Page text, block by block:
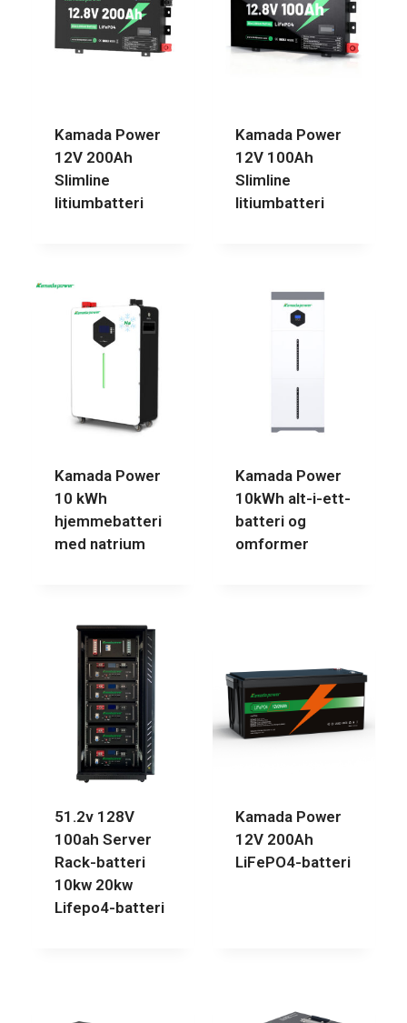
Kamada Power
12V 200Ah
Slimline
litiumbatteri
Kamada Power
12V 100Ah
Slimline
litiumbatteri
Kamada Power
10 kWh
hjemmebatteri
med natrium
Kamada Power
10kWh alt-i-ett-
batteri og
omformer
51.2v 128V
100ah Server
Rack-batteri
10kw 20kw
Lifepo4-batteri
Kamada Power
12V 200Ah
LiFePO4-batteri